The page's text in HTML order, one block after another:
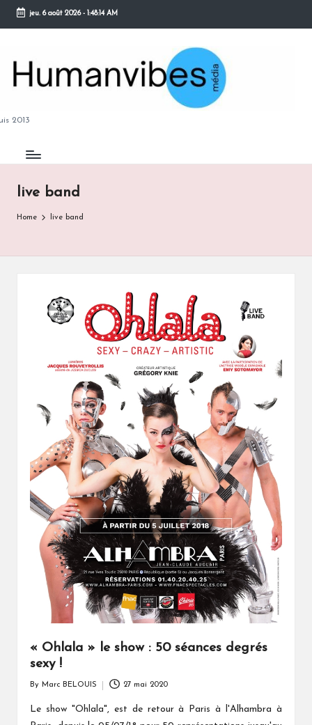
Skip
content
jeu. 6 août 2026- 1:48:15 AM
2013
live band
Home live band
« Ohlala » le show : 50 séances degrés
sexy !
by
By Marc BELOUIS 27 mai 2020
Le show "Ohlala", est de retour à Paris à l'Alhambra à